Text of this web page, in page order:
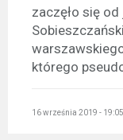
zaczęło się
którego
16 września 2019 - 19:05